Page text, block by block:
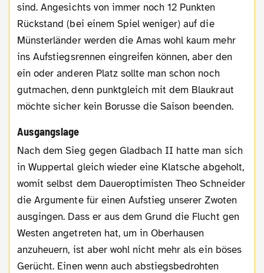
sind. Angesichts von immer noch 12 Punkten
Rückstand (bei einem Spiel weniger) auf die
Münsterländer werden die Amas wohl kaum mehr
ins Aufstiegsrennen eingreifen können, aber den
ein oder anderen Platz sollte man schon noch
gutmachen, denn punktgleich mit dem Blaukraut
möchte sicher kein Borusse die Saison beenden.
Ausgangslage
Nach dem Sieg gegen Gladbach II hatte man sich
in Wuppertal gleich wieder eine Klatsche abgeholt,
womit selbst dem Daueroptimisten Theo Schneider
die Argumente für einen Aufstieg unserer Zwoten
ausgingen. Dass er aus dem Grund die Flucht gen
Westen angetreten hat, um in Oberhausen
anzuheuern, ist aber wohl nicht mehr als ein böses
Gerücht. Einen wenn auch abstiegsbedrohten